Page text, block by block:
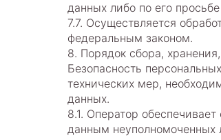
данных либо по его
7.7. Осуществляется
федеральным законом.
8. Порядок сбора,
Безопасность
технических мер,
данных.
8.1. Оператор
данным неуполномоченных